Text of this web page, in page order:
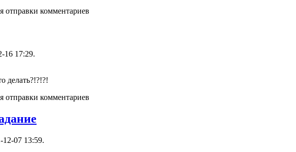
отправки комментариев
16 17:29.
делать?!?!?!
отправки комментариев
07 13:59.